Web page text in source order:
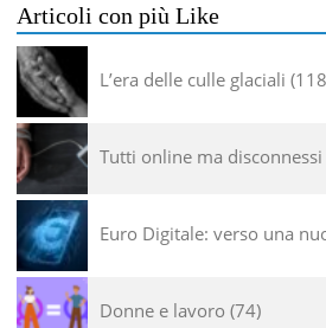
Articoli con più Like
L’era delle culle glaciali 118
Tutti online ma disconnessi
Euro Digitale: verso una
Donne e lavoro 74